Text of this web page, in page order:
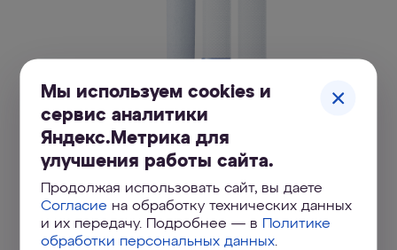
Комплект сменных модулей для
Аквафор Трио Норма на год
2 240 ₽
КУПИТЬ ОНЛАЙН
Мы используем cookies и
сервис аналитики
Яндекс.Метрика для
улучшения работы сайта.
Продолжая использовать сайт, вы даете
Согласие на обработку технических данных
и их передачу. Подробнее — в Политике
обработки персональных данных.